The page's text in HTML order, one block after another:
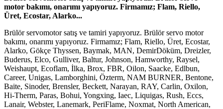
motor bakımı, onarımı yapıyoruz. Firmamız; Flam, Riello,
Üret, Ecostar, Alarko...
Brülör servomotor satış ve tamiri yapıyoruz. Brülör servo motor
bakımı, onarımı yapıyoruz. Firmamız; Flam, Riello, Üret, Ecostar,
Alarko, Gökçe Thyssen, Baymak, MAN, DemirDöküm, Dreizler,
Buderus, Elco, Gulliver, Baltur, Johnson, Hamworthy, Raysel,
Weishaupt, Ecoflam, İlka, Brox, FBR, Oilon, Saacke, Edlbun,
Career, Unigas, Lamborghini, Özterm, NAM BURNER, Bentone,
Baite, Sinoder, Brensler, Beckett, Narayan, RAY, Carlin, Oxilon,
Hi-Therm, Paras, Bohui, Yongxing, Iaec, Liquigas, Rush, Eccs,
Lanair, Webster, Lanemark, PeriFlame, Noxmat, North American,